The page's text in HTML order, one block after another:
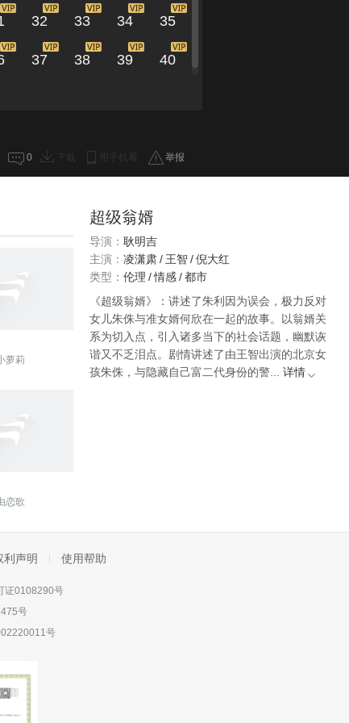
32 33 34 35
37 38 39 40
0 举报
萝莉
恋歌
超级翁婿
导演： 耿明吉
主演： 凌潇肃/ 王智 /倪大红
类型： 伦理 /情感/都市
《超级翁婿》：讲述了朱利因为误会，极力反对
女儿朱侏与准女婿何欣在一起的故事。以翁婿关
系为切入点，引入诸多当下的社会话题，幽默诙
谐又不乏泪点。剧情讲述了由王智出演的北京女
孩朱侏，与隐藏自己富二代身份的警...
详情
利声明 使用帮助
证0108290号
号
号